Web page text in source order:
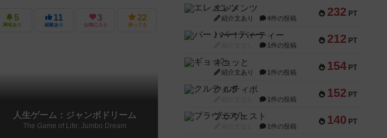
5
興味あり
11
経験あり
3
お気に入り
22
持ってる
人生ゲーム：ジャンボドリーム
The Game of Life: Jumbo Dream
232 PT
エレメンツ
紹介文あり 4件の投稿
212 PT
バー！パーティー
1件の投稿
154 PT
ギョッと
紹介文あり 1件の投稿
152 PT
クルティボ
1件の投稿
140 PT
ブラヴェスト
1件の投稿